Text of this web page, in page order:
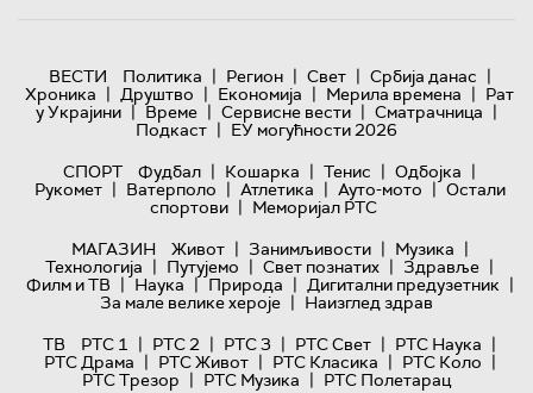
ВЕСТИ Политика | Регион | Свет | Србија данас |
Хроника | Друштво | Економија | Мерила времена | Рат
у Украјини | Време | Сервисне вести | Сматрачница |
Подкаст | ЕУ могућности 2026
СПОРТ
Фудбал | Кошарка | Тенис | Одбојка |
Рукомет | Ватерполо | Атлетика | Ауто-мото | Остали
спортови | Меморијал РТС
МАГАЗИН
Живот | Занимљивости | Музика |
Технологијa | Путујемо | Свет познатих | Здравље |
Филм и ТВ | Наука | Природа | Дигитални предузетник |
За мале велике хероје | Наизглед здрав
ТВ
РТС 1 | РТС 2 | РТС 3 | РТС Свет | РТС Наука |
РТС Драма | РТС Живот | РТС Класика | РТС Коло |
РТС Трезор | РТС Музика | РТС Полетарац